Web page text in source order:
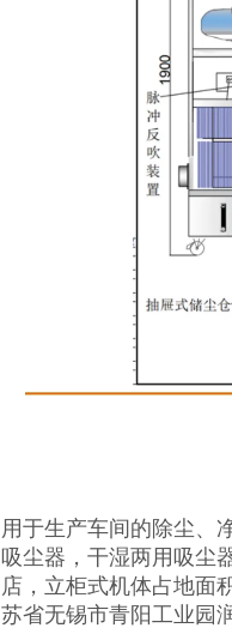
用于生产车间的除尘、
吸尘器，干湿两用吸尘
店，立柜式机体占地面
苏省无锡市青阳工业园